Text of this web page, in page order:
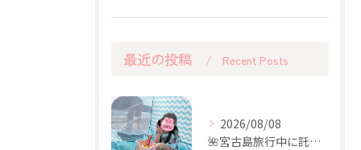
最近の投稿 Recent Posts
2026/08/08
🌺宮古島旅行中に託児を利用したい方へ｜ダイビング・観光・ゴルフ・お食事などに